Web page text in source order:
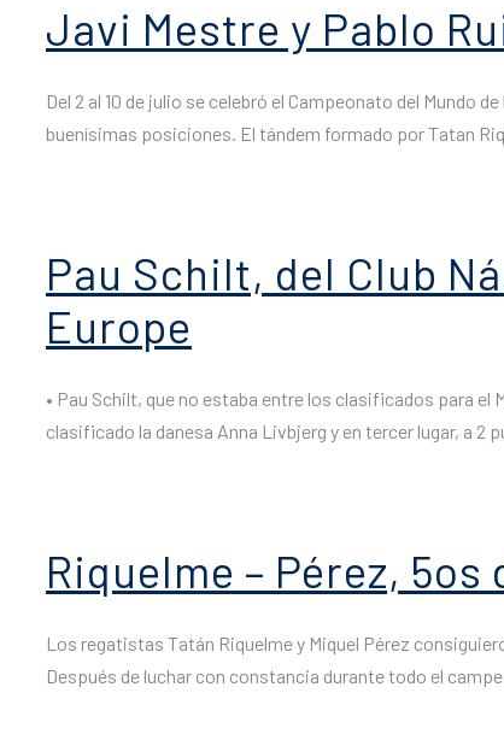
Javi Mestre y Pablo
Del 2 al 10 de julio se celebró el Campeonato del Mundo
buenísimas posiciones. El tándem formado por Tatan
Pau Schilt, del Club
Europe
• Pau Schilt, que no estaba entre los clasificados para el
clasificado la danesa Anna Livbjerg y en tercer lugar, a 2
Riquelme – Pérez, 5os
Los regatistas Tatán Riquelme y Miquel Pérez
Después de luchar con constancia durante todo el